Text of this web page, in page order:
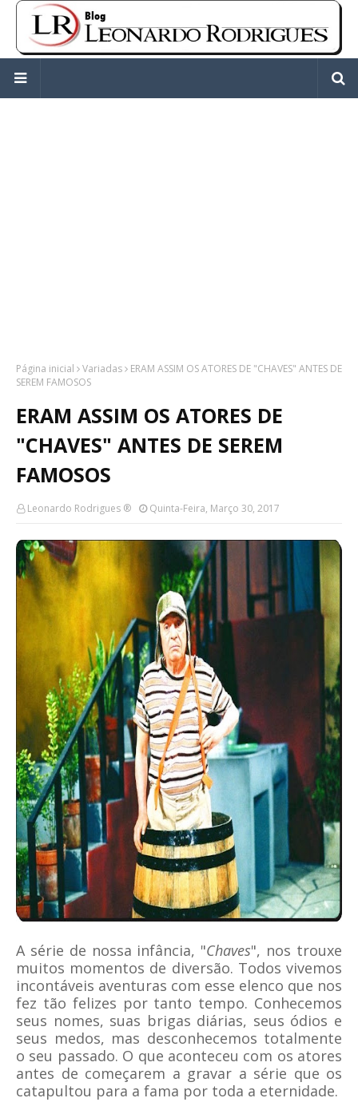
Página inicial Variadas
ERAM ASSIM OS ATORES DE "CHAVES" ANTES DE
SEREM FAMOSOS
ERAM ASSIM OS ATORES DE
"CHAVES" ANTES DE SEREM
FAMOSOS
Leonardo Rodrigues ® Quinta-Feira, Março 30, 2017
A série de nossa infância, "Chaves", nos trouxe
muitos momentos de diversão. Todos vivemos
incontáveis aventuras com esse elenco que nos
fez tão felizes por tanto tempo. Conhecemos
seus nomes, suas brigas diárias, seus ódios e
seus medos, mas desconhecemos totalmente
o seu passado. O que aconteceu com os atores
antes de começarem a gravar a série que os
catapultou para a fama por toda a eternidade.